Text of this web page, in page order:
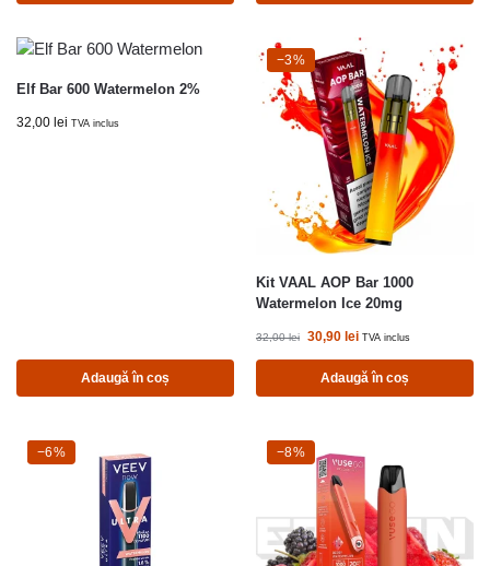
Elf Bar 600 Watermelon 2%
32,00 lei TVA inclus
Adaugă în coș
-3%
−3%
Kit VAAL AOP Bar 1000
Watermelon Ice 20mg
32,00lei 30,90 lei TVA inclus
Adaugă în coș
-6%
−6% -8%
−8%